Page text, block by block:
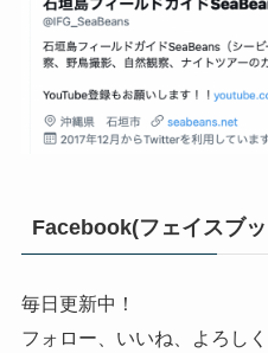
Facebook(フェイスブ
毎日更新中！
フォロー、いいね、よろし